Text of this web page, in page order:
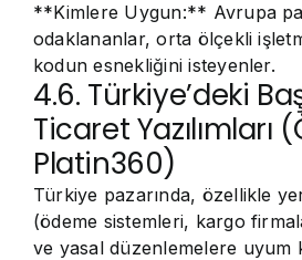
**Kimlere Uygun:** Avrupa
odaklananlar, orta ölçekli
kodun esnekliğini isteyenler.
4.6. Türkiye’deki
Ticaret Yazılımları
Platin360)
Türkiye pazarında, özellikle
(ödeme sistemleri, kargo
ve yasal düzenlemelere uyum